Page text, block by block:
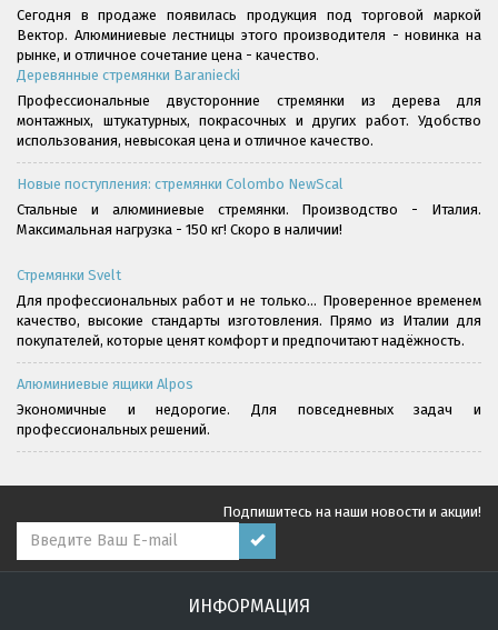
Сегодня в продаже появилась продукция под торговой маркой
Вектор. Алюминиевые лестницы этого производителя - новинка на
рынке, и отличное сочетание цена - качество.
Деревянные стремянки Baraniecki
Профессиональные двусторонние стремянки из дерева для
монтажных, штукатурных, покрасочных и других работ. Удобство
использования, невысокая цена и отличное качество.
Новые поступления: стремянки Colombo NewScal
Стальные и алюминиевые стремянки. Производство - Италия.
Максимальная нагрузка - 150 кг! Скоро в наличии!
Стремянки Svelt
Для профессиональных работ и не только... Проверенное временем
качество, высокие стандарты изготовления. Прямо из Италии для
покупателей, которые ценят комфорт и предпочитают надёжность.
Алюминиевые ящики Alpos
Экономичные и недорогие. Для повседневных задач и
профессиональных решений.
Подпишитесь на наши новости и акции!
ИНФОРМАЦИЯ